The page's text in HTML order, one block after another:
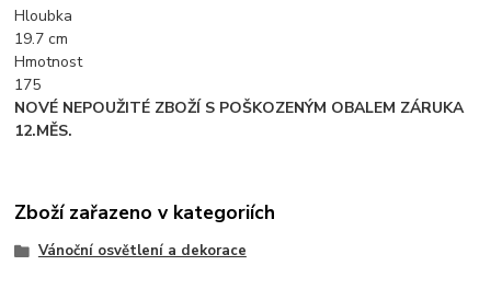
Hloubka
19.7 cm
Hmotnost
175
NOVÉ NEPOUŽITÉ ZBOŽÍ S POŠKOZENÝM OBALEM ZÁRUKA
12.MĚS.
Zboží zařazeno v kategoriích
Vánoční osvětlení a dekorace